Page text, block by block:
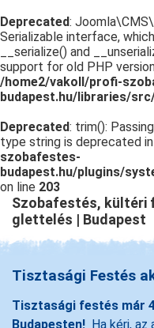
Deprecated:
Serializable interface,
__serialize() and
support for old PHP
/home2/vakoll/profi-
budapest.hu/libraries/
Deprecated: trim():
type string is deprecated in
szobafestes-
budapest.hu/plugins/
on line 203
Szobafestés, kültéri
glettelés | Budapest
Tisztasági Festés
Tisztasági festés már
Budapesten! Ha kéri,